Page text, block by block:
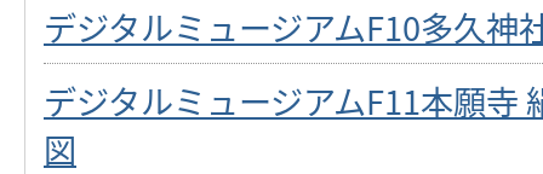
デジタルミュージアムF10多久神
デジタルミュージアムF11本願寺
図